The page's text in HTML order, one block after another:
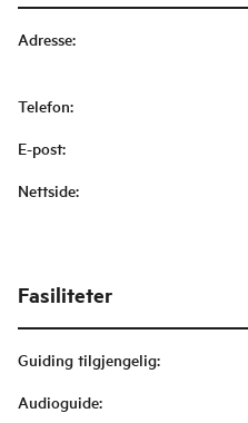
Adresse:
Telefon:
E-post:
Nettside:
Fasiliteter
Guiding tilgjengelig:
Audioguide: